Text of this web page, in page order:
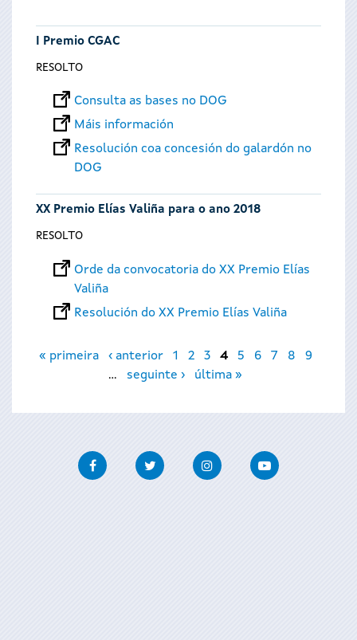
I Premio CGAC
RESOLTO
Consulta as bases no DOG
Máis información
Resolución coa concesión do galardón no
DOG
XX Premio Elías Valiña para o ano 2018
RESOLTO
Orde da convocatoria do XX Premio Elías
Valiña
Resolución do XX Premio Elías Valiña
Páxinas
« primeira ‹ anterior 1 2 3 4 5 6 7 8
9
…
seguinte › última »
FacebookTwitter InstagramYoutube